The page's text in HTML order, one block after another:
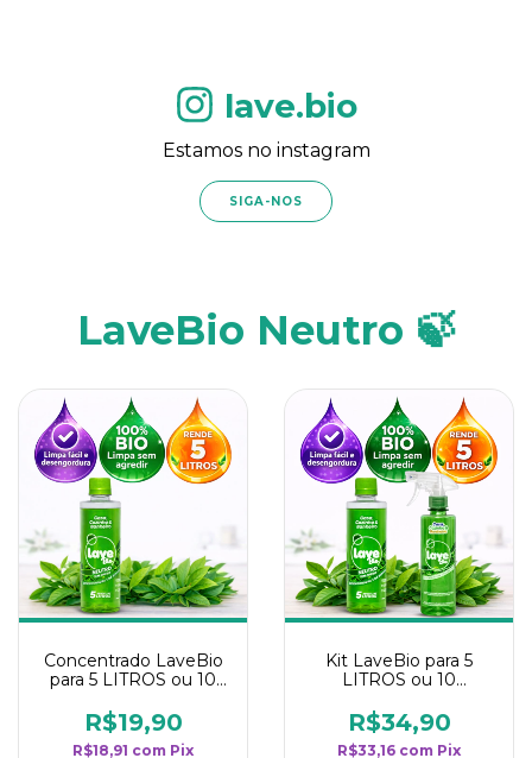
lave.bio
Estamos no instagram
SIGA-NOS
LaveBio Neutro 🍃
Concentrado LaveBio
para 5 LITROS ou 10
rendimento da
categoria - Neutro
R$19,90
R$18,91 com Pix
Kit LaveBio para 5
LITROS ou 10
rendimento da
categoria - Neutro
R$34,90
R$33,16 com Pix